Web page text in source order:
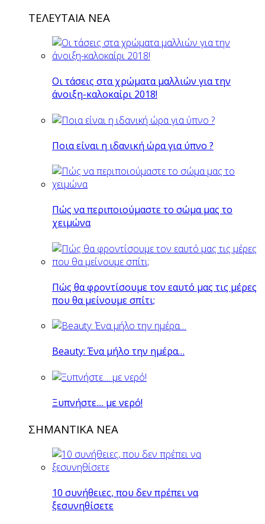
ΤΕΛΕΥΤΑΙΑ ΝΕΑ
Οι τάσεις στα χρώματα μαλλιών για την
άνοιξη-καλοκαίρι 2018!
Ποια είναι η ιδανική ώρα για ύπνο ?
Πώς να περιποιούμαστε το σώμα μας το
χειμώνα
Πώς θα φροντίσουμε τον εαυτό μας τις μέρες
που θα μείνουμε σπίτι;
Beauty: Ένα μήλο την ημέρα…
Ξυπνήστε.... με νερό!
ΣΗΜΑΝΤΙΚΑ ΝΕΑ
10 συνήθειες, που δεν πρέπει να
ξεσυνηθίσετε